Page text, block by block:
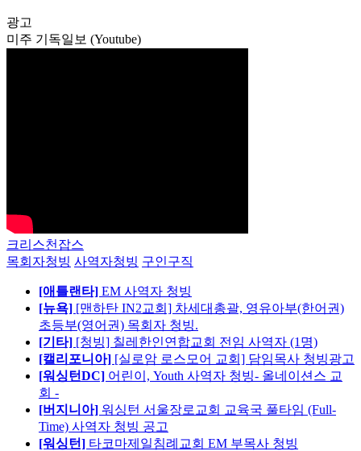
광고
미주 기독일보 (Youtube)
크리스천잡스
목회자청빙 사역자청빙 구인구직
[애틀랜타] EM 사역자 청빙
[뉴욕] [맨하탄 IN2교회] 차세대총괄, 영유아부(한어권)
초등부(영어권) 목회자 청빙.
[기타] [청빙] 칠레한인연합교회 전임 사역자 (1명)
[캘리포니아] [실로암 로스모어 교회] 담임목사 청빙광고
[워싱턴DC] 어린이, Youth 사역자 청빙- 올네이션스 교
회 -
[버지니아] 워싱턴 서울장로교회 교육국 풀타임 (Full-
Time) 사역자 청빙 공고
[워싱턴] 타코마제일침례교회 EM 부목사 청빙